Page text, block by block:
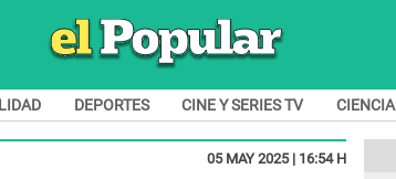
DEPORTES CINE Y SERIES TV CIENCIA
05 MAY 2025 | 16:54 H